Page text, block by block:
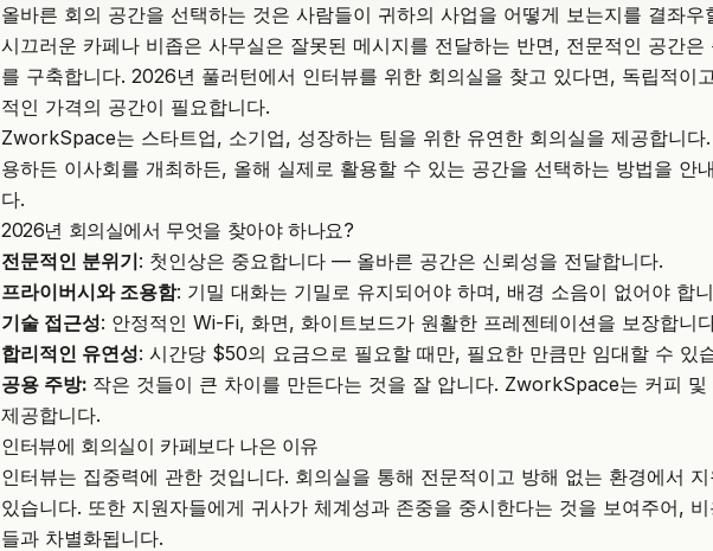
올바른 회의 공간을 선택하는 것은 사람들이 귀하의 사업을 어떻게 보는지를 결좌우
시끄러운 카페나 비좁은 사무실은 잘못된 메시지를 전달하는 반면, 전문적인 공간은
를 구축합니다. 2026년 풀러턴에서 인터뷰를 위한 회의실을 찾고 있다면, 독립적이
적인 가격의 공간이 필요합니다.
ZworkSpace는 스타트업, 소기업, 성장하는 팀을 위한 유연한 회의실을 제공합니다
용하든 이사회를 개최하든, 올해 실제로 활용할 수 있는 공간을 선택하는 방법을 안
다.
2026년 회의실에서 무엇을 찾아야 하나요?
전문적인 분위기: 첫인상은 중요합니다 — 올바른 공간은 신뢰성을 전달합니다.
프라이버시와 조용함: 기밀 대화는 기밀로 유지되어야 하며, 배경 소음이 없어야 합
기술 접근성: 안정적인 Wi-Fi, 화면, 화이트보드가 원활한 프레젠테이션을 보장합니
합리적인 유연성: 시간당 $50의 요금으로 필요할 때만, 필요한 만큼만 임대할 수 있
공용 주방: 작은 것들이 큰 차이를 만든다는 것을 잘 압니다. ZworkSpace는 커피 및
제공합니다.
인터뷰에 회의실이 카페보다 나은 이유
인터뷰는 집중력에 관한 것입니다. 회의실을 통해 전문적이고 방해 없는 환경에서
있습니다. 또한 지원자들에게 귀사가 체계성과 존중을 중시한다는 것을 보여주어,
들과 차별화됩니다.